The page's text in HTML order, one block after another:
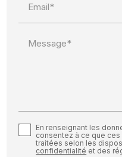
Email*
Message*
En renseignant les
consentez à ce que
traitées selon les
confidentialité et des